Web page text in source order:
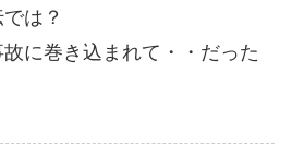
は？
に巻き込まれて・・だった